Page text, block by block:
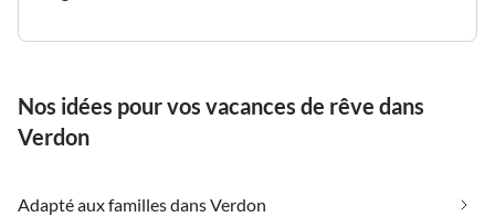
Nos idées pour vos vacances de rêve dans
Verdon
Adapté aux familles dans Verdon